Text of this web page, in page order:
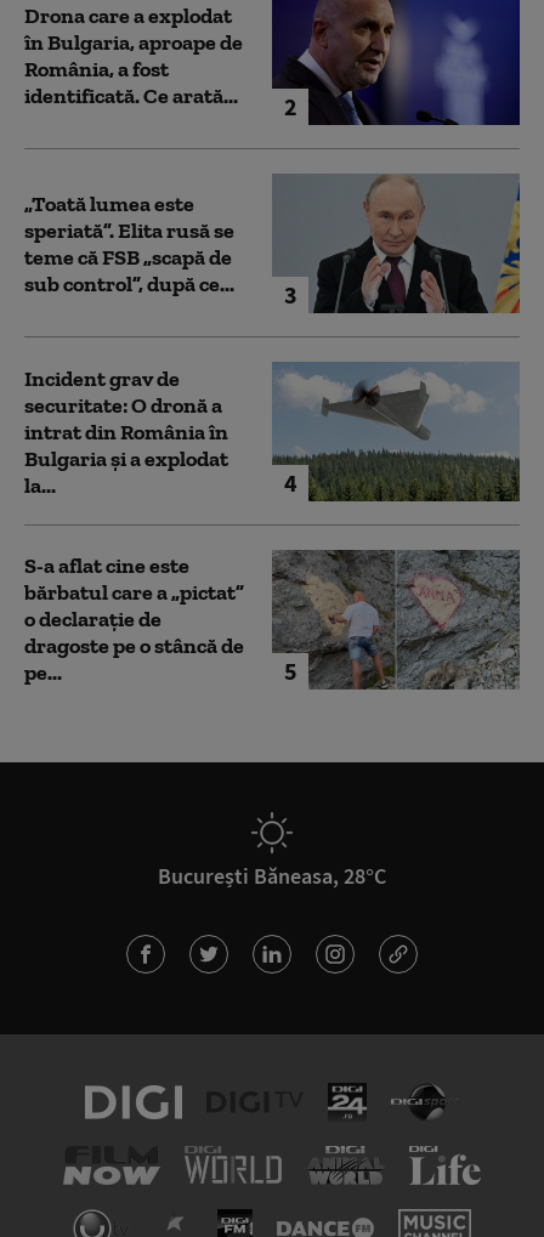
2
Drona care a explodat
în Bulgaria, aproape de
România, a fost
identificată. Ce arată...
3
„Toată lumea este
speriată”. Elita rusă se
teme că FSB „scapă de
sub control”, după ce...
4
Incident grav de
securitate: O dronă a
intrat din România în
Bulgaria şi a explodat
la...
5
S-a aflat cine este
bărbatul care a „pictat”
o declarație de
dragoste pe o stâncă de
pe...
București Băneasa, 28°C